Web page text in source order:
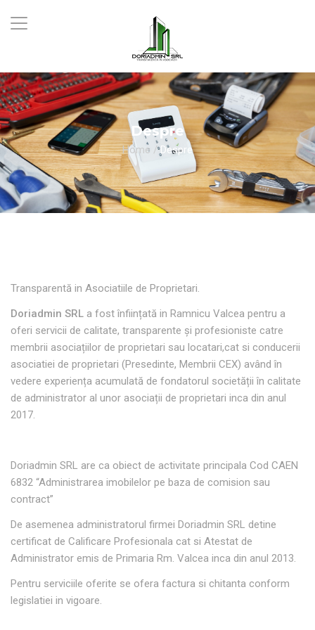
Despre
Home / Despre
Transparentă in Asociatiile de Proprietari.
Doriadmin SRL a fost înființată in Ramnicu Valcea pentru a
oferi servicii de calitate, transparente și profesioniste catre
membrii asociațiilor de proprietari sau locatari,cat si conducerii
asociatiei de proprietari (Presedinte, Membrii CEX) având în
vedere experiența acumulată de fondatorul societății în calitate
de administrator al unor asociații de proprietari inca din anul
2017.
Doriadmin SRL are ca obiect de activitate principala Cod CAEN
6832 “Administrarea imobilelor pe baza de comision sau
contract”
De asemenea administratorul firmei Doriadmin SRL detine
certificat de Calificare Profesionala cat si Atestat de
Administrator emis de Primaria Rm. Valcea inca din anul 2013.
Pentru serviciile oferite se ofera factura si chitanta conform
legislatiei in vigoare.